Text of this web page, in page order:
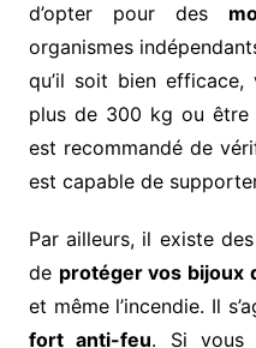
d’opter pour des
organismes
qu’il soit bien
plus de 300 kg ou être
est recommandé de
est capable de
Par ailleurs, il existe
de protéger vos bijoux
et même l’incendie. Il
fort anti-feu. Si vous